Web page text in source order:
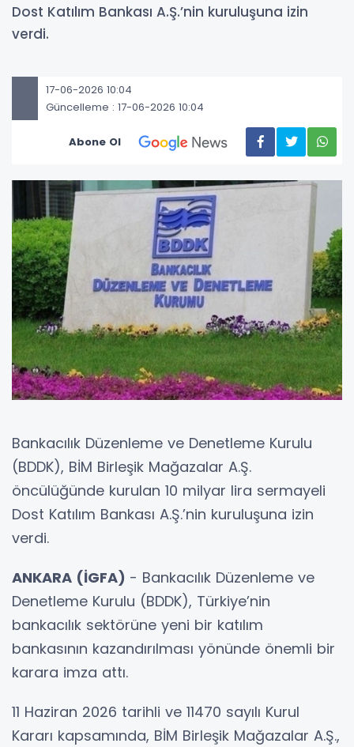
Dost Katılım Bankası A.Ş.’nin kuruluşuna izin
verdi.
17-06-2026 10:04
Güncelleme : 17-06-2026 10:04
Abone Ol
Bankacılık Düzenleme ve Denetleme Kurulu
(BDDK), BİM Birleşik Mağazalar A.Ş.
öncülüğünde kurulan 10 milyar lira sermayeli
Dost Katılım Bankası A.Ş.’nin kuruluşuna izin
verdi.
ANKARA (İGFA) - Bankacılık Düzenleme ve
Denetleme Kurulu (BDDK), Türkiye’nin
bankacılık sektörüne yeni bir katılım
bankasının kazandırılması yönünde önemli bir
karara imza attı.
11 Haziran 2026 tarihli ve 11470 sayılı Kurul
Kararı kapsamında, BİM Birleşik Mağazalar A.Ş.,